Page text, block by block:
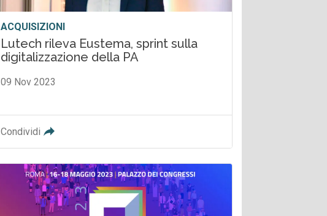
ACQUISIZIONI
Lutech rileva Eustema, sprint sulla
digitalizzazione della PA
09 Nov 2023
Condividi